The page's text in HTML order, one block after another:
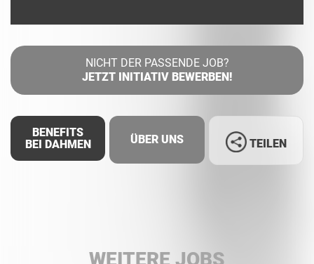
NICHT DER PASSENDE JOB?
JETZT INITIATIV BEWERBEN!
BENEFITS
BEI DAHMEN
ÜBER UNS TEILEN